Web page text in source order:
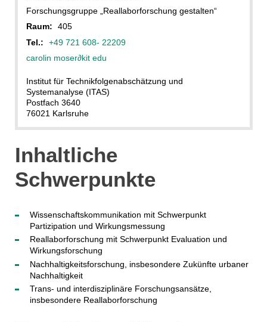
Forschungsgruppe „Reallaborforschung gestalten“
Raum:
405
Tel.:
+49 721 608- 22209
carolin moser∂kit edu
Institut für Technikfolgenabschätzung und
Systemanalyse (ITAS)
Postfach 3640
76021 Karlsruhe
Inhaltliche
Schwerpunkte
Wissenschaftskommunikation mit Schwerpunkt
Partizipation und Wirkungsmessung
Reallaborforschung mit Schwerpunkt Evaluation und
Wirkungsforschung
Nachhaltigkeitsforschung, insbesondere Zukünfte urbaner
Nachhaltigkeit
Trans- und interdisziplinäre Forschungsansätze,
insbesondere Reallaborforschung